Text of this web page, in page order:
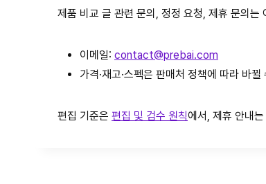
제품 비교 글 관련 문의, 정정 요청, 제휴 문의는
이메일: contact@prebai.com
가격·재고·스펙은 판매처 정책에 따라 바
편집 기준은 편집 및 검수 원칙에서, 제휴 안내는